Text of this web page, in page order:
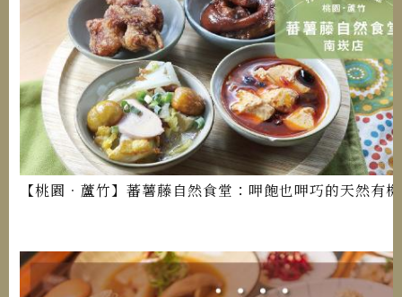
【桃園．蘆竹】蕃薯藤自然食堂：呷飽也呷巧的天然有